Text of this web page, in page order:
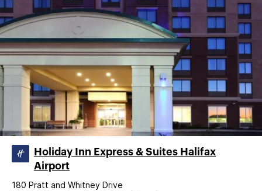
Holiday Inn Express & Suites Halifax
Airport
180 Pratt and Whitney Drive